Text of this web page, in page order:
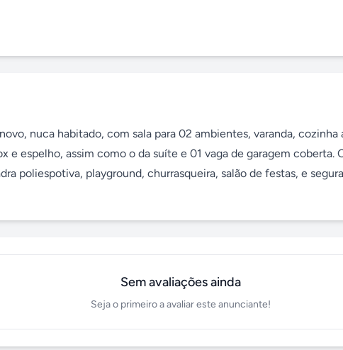
nuca habitado, com sala para 02 ambientes, varanda, cozinha
e espelho, assim como o da suíte e 01 vaga de garagem coberta.
poliespotiva, playground, churrasqueira, salão de festas, e
Sem avaliações ainda
Seja o primeiro a avaliar este anunciante!